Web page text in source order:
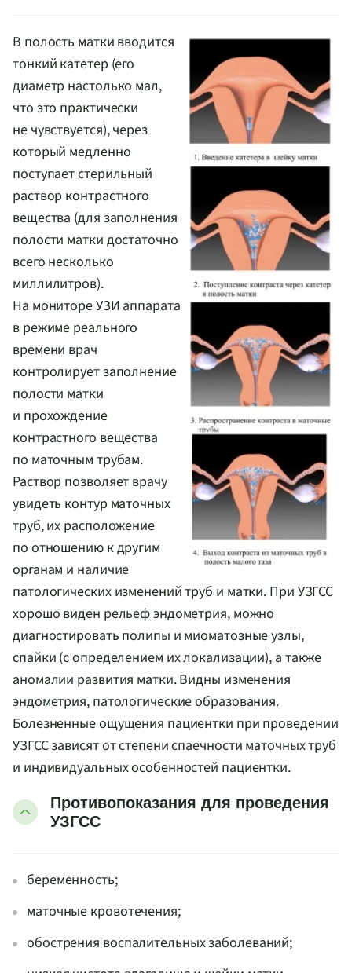
В полость матки вводится
тонкий катетер (его
диаметр настолько мал,
что это практически
не чувствуется), через
который медленно
поступает стерильный
раствор контрастного
вещества (для заполнения
полости матки достаточно
всего несколько
миллилитров).
На мониторе УЗИ аппарата
в режиме реального
времени врач
контролирует заполнение
полости матки
и прохождение
контрастного вещества
по маточным трубам.
Раствор позволяет врачу
увидеть контур маточных
труб, их расположение
по отношению к другим
органам и наличие
патологических изменений труб и матки. При УЗГСС
хорошо виден рельеф эндометрия, можно
диагностировать полипы и миоматозные узлы,
спайки (с определением их локализации), а также
аномалии развития матки. Видны изменения
эндометрия, патологические образования.
Болезненные ощущения пациентки при проведении
УЗГСС зависят от степени спаечности маточных труб
и индивидуальных особенностей пациентки.
Противопоказания для проведения
УЗГСС
беременность;
маточные кровотечения;
обострения воспалительных заболеваний;